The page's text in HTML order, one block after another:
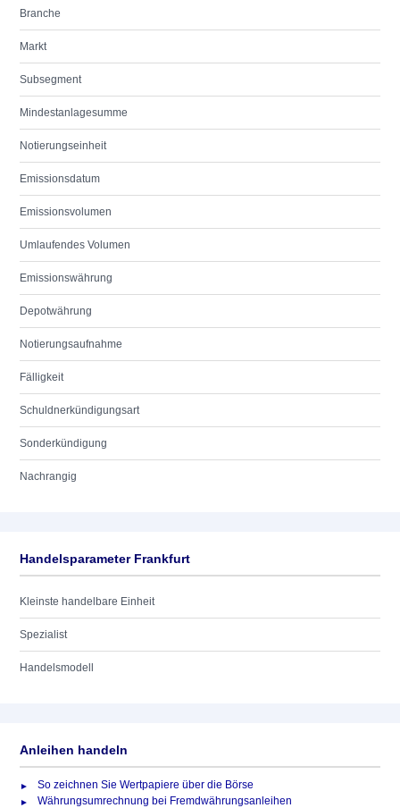
Branche
Markt
Subsegment
Mindestanlagesumme
Notierungseinheit
Emissionsdatum
Emissionsvolumen
Umlaufendes Volumen
Emissionswährung
Depotwährung
Notierungsaufnahme
Fälligkeit
Schuldnerkündigungsart
Sonderkündigung
Nachrangig
Handelsparameter Frankfurt
Kleinste handelbare Einheit
Spezialist
Handelsmodell
Anleihen handeln
So zeichnen Sie Wertpapiere über die Börse
Währungsumrechnung bei Fremdwährungsanleihen